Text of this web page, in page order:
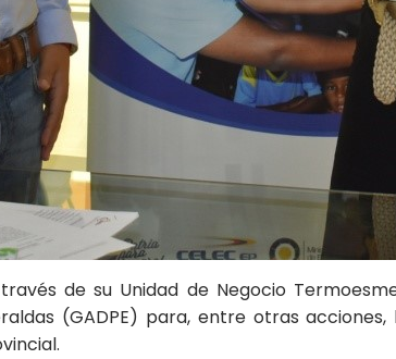
de su Unidad de Negocio
(GADPE) para, entre otras